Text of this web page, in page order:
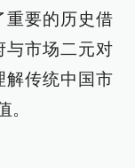
重要的历史借
与市场二元对
解传统中国市
。